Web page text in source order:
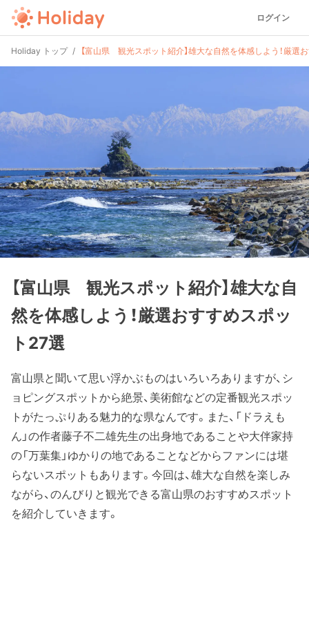
ログイン
Holiday トップ 【富山県 観光スポット紹介】雄大な自然を体感しよう！厳選
【富山県 観光スポット紹介】雄大な自
然を体感しよう！厳選おすすめスポッ
ト27選
富山県と聞いて思い浮かぶものはいろいろありますが、シ
ョピングスポットから絶景、美術館などの定番観光スポッ
トがたっぷりある魅力的な県なんです。また、「ドラえも
ん」の作者藤子不二雄先生の出身地であることや大伴家持
の「万葉集」ゆかりの地であることなどからファンには堪
らないスポットもあります。今回は、雄大な自然を楽しみ
ながら、のんびりと観光できる富山県のおすすめスポット
を紹介していきます。